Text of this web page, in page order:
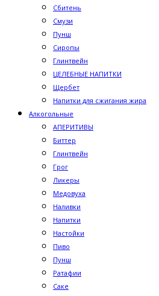
Сбитень
Смузи
Пунш
Сиропы
Глинтвейн
ЦЕЛЕБНЫЕ НАПИТКИ
Щербет
Напитки для сжигания жира
Алкогольные
АПЕРИТИВЫ
Биттер
Глинтвейн
Грог
Ликеры
Медовуха
Наливки
Напитки
Настойки
Пиво
Пунш
Ратафии
Саке